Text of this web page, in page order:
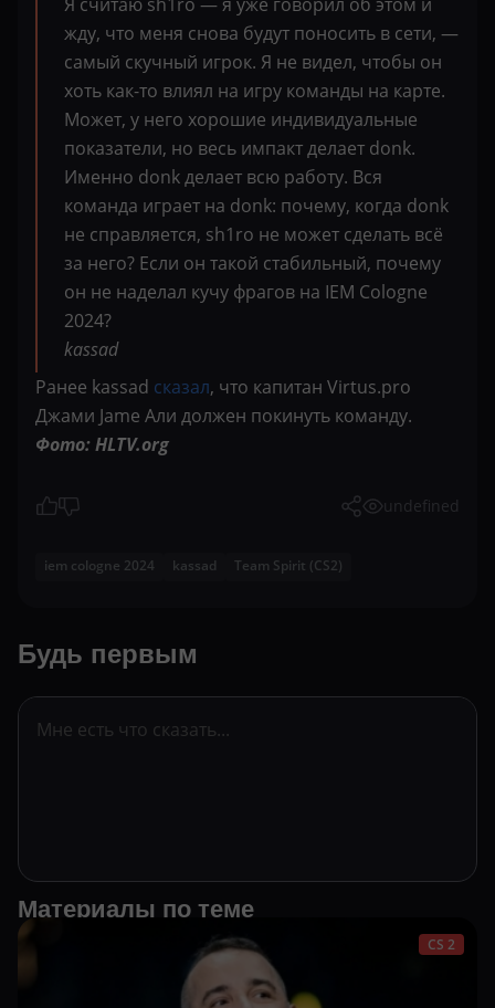
жду, что меня снова будут поносить в сети, —
самый скучный игрок. Я не видел, чтобы он
хоть как-то влиял на игру команды на карте.
Может, у него хорошие индивидуальные
показатели, но весь импакт делает donk.
Именно donk делает всю работу. Вся
команда играет на donk: почему, когда donk
не справляется, sh1ro не может сделать всё
за него? Если он такой стабильный, почему
он не наделал кучу фрагов на IEM Cologne
2024?
kassad
Ранее kassad сказал, что капитан Virtus.pro
Джами Jame Али должен покинуть команду.
Фото: HLTV.org
undefined
iem cologne 2024 kassad Team Spirit (CS2)
Будь первым
Материалы по теме
CS 2